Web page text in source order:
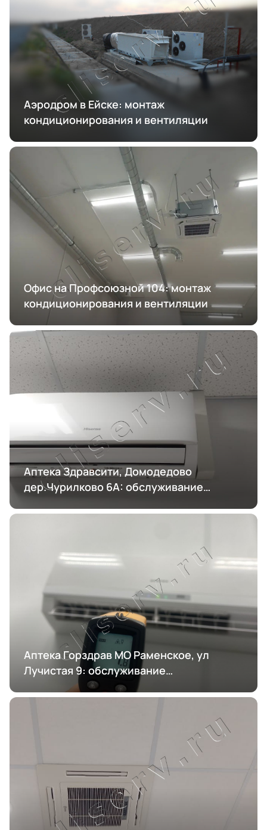
Аэродром в Ейске: монтаж
кондиционирования и вентиляции
Офис на Профсоюзной 104: монтаж
кондиционирования и вентиляции
Аптека Здравсити, Домодедово
дер.Чурилково 6А: обслуживание
Аптека Горздрав МО Раменское, ул
Лучистая 9: обслуживание
кондиционирования